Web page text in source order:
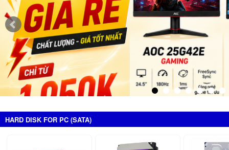
HARD DISK FOR PC (SATA)